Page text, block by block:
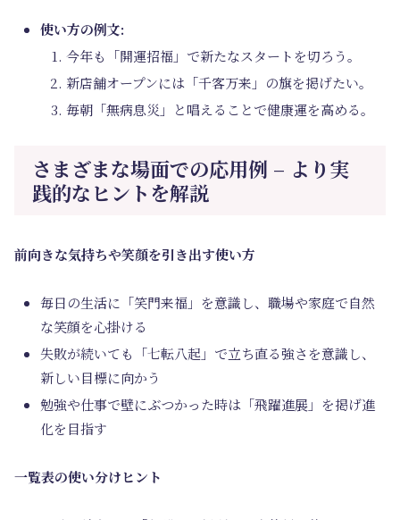
使い方の例文:
今年も「開運招福」で新たなスタートを切ろう。
新店舗オープンには「千客万来」の旗を掲げたい。
毎朝「無病息災」と唱えることで健康運を高める。
さまざまな場面での応用例 – より実
践的なヒントを解説
前向きな気持ちや笑顔を引き出す使い方
毎日の生活に「笑門来福」を意識し、職場や家庭で自然
な笑顔を心掛ける
失敗が続いても「七転八起」で立ち直る強さを意識し、
新しい目標に向かう
勉強や仕事で壁にぶつかった時は「飛躍進展」を掲げ進
化を目指す
一覧表の使い分けヒント